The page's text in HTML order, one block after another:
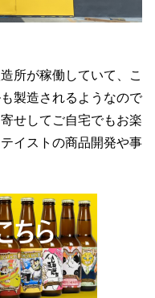
所が稼働していて、こ
製造されるようなので
せしてご自宅でもお楽
イストの商品開発や事